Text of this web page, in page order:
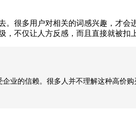
很多用户对相关的词感兴趣，才会
不仅让人方反感，而且直接就被扣
业的信赖。很多人并不理解这种高价